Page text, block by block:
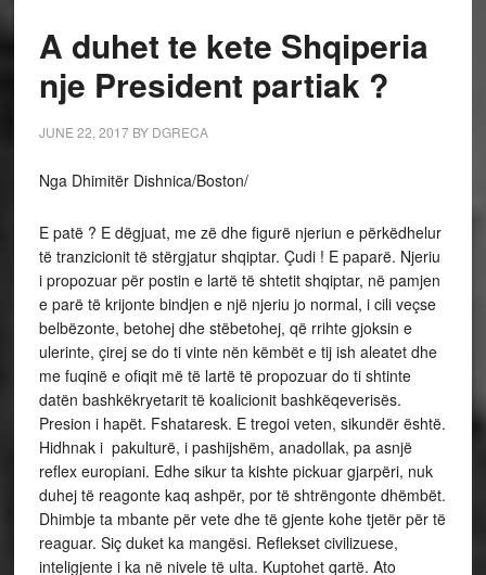
A duhet te kete Shqiperia
nje President partiak ?
JUNE 22, 2017BY DGRECA
Nga Dhimitër Dishnica/Boston/
E patë ? E dëgjuat, me zë dhe figurë njeriun e përkëdhelur
të tranzicionit të stërgjatur shqiptar. Çudi ! E paparë. Njeriu
i propozuar për postin e lartë të shtetit shqiptar, në pamjen
e parë të krijonte bindjen e një njeriu jo normal, i cili veçse
belbëzonte, betohej dhe stëbetohej, që rrihte gjoksin e
ulerinte, çirej se do ti vinte nën këmbët e tij ish aleatet dhe
me fuqinë e ofiqit më të lartë të propozuar do ti shtinte
datën bashkëkryetarit të koalicionit bashkëqeverisës.
Presion i hapët. Fshataresk. E tregoi veten, sikundër është.
Hidhnak i pakulturë, i pashijshëm, anadollak, pa asnjë
reflex europiani. Edhe sikur ta kishte pickuar gjarpëri, nuk
duhej të reagonte kaq ashpër, por të shtrëngonte dhëmbët.
Dhimbje ta mbante për vete dhe të gjente kohe tjetër për të
reaguar. Siç duket ka mangësi. Reflekset civilizuese,
inteligjente i ka në nivele të ulta. Kuptohet qartë. Ato